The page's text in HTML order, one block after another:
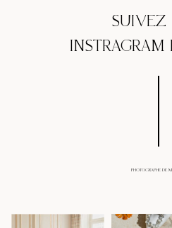
SUIVEZ
INSTRAGRAM
PHOTOGRAPHE DE